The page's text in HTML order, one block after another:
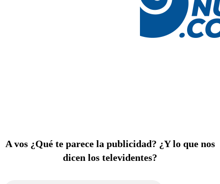
A vos ¿Qué te parece la publicidad? ¿Y lo que nos
dicen los televidentes?